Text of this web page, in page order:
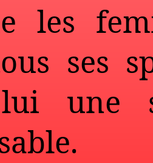
les
ses
une